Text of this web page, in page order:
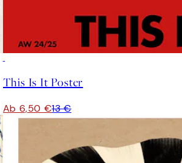
This Is It Poster
Ab 6,50 €13 €